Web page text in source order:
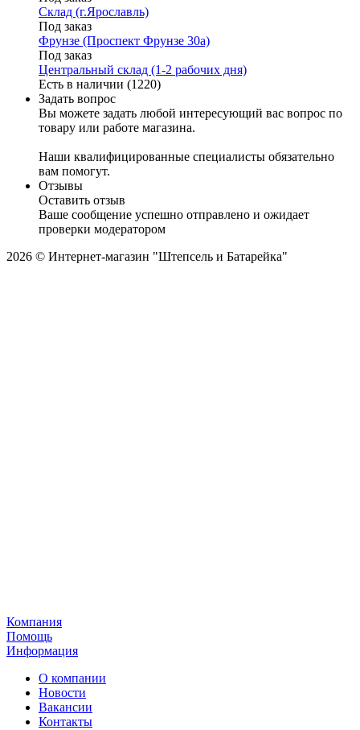
Склад (г.Ярославль)
Под заказ
Фрунзе (Проспект Фрунзе 30а)
Под заказ
Центральный склад (1-2 рабочих дня)
Есть в наличии (1220)
Задать вопрос
Вы можете задать любой интересующий вас вопрос по
товару или работе магазина.
Наши квалифицированные специалисты обязательно
вам помогут.
Отзывы
Оставить отзыв
Ваше сообщение успешно отправлено и ожидает
проверки модератором
2026 © Интернет-магазин "Штепсель и Батарейка"
Компания
Помощь
Информация
О компании
Новости
Вакансии
Контакты